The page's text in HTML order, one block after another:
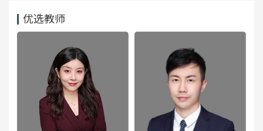
优选教师